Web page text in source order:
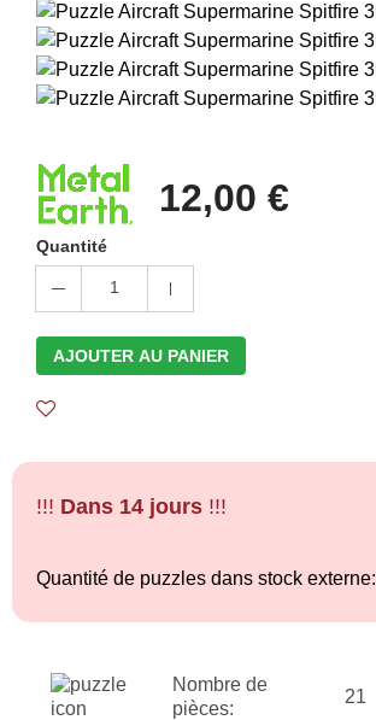
12,00 €
Quantité
1
AJOUTER AU PANIER
!!! Dans 14 jours !!!
Quantité de puzzles dans stock externe:
Nombre de
pièces:
21